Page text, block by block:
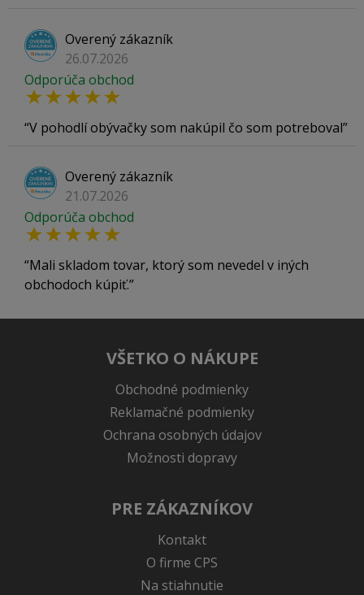
Overený zákazník
26.07.2026
Odporúča obchod
V pohodlí obývačky som nakúpil čo som potreboval
Overený zákazník
21.07.2026
Odporúča obchod
Mali skladom tovar, ktorý som nevedel v iných
obchodoch kúpiť.
VŠETKO O NÁKUPE
Obchodné podmienky
Reklamačné podmienky
Ochrana osobných údajov
Možnosti dopravy
PRE ZÁKAZNÍKOV
Kontakt
O firme CPS
Na stiahnutie